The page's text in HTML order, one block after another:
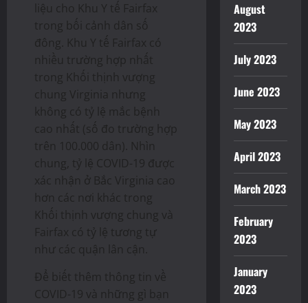
liệu cho Khu Y tế Fairfax
trong bối cảnh dân số
đông. Khu Y tế Fairfax có
nhiều trường hợp nhất
trong Khối thịnh vượng
chung Virginia nhưng
không có tỷ lệ mắc bệnh
cao nhất (số đo trường hợp
trên 100.000 dân). Nhìn
chung, tỷ lệ COVID-19 được
xác nhận ở Bắc Virginia cao
hơn các nơi khác trong
Khối thịnh vượng chung và
Fairfax có tỷ lệ tương tự
như các quận lân cận.
Để biết thêm thông tin về
COVID-19 và những gì bạn
August
2023
July 2023
June 2023
May 2023
April 2023
March 2023
February
2023
January
2023